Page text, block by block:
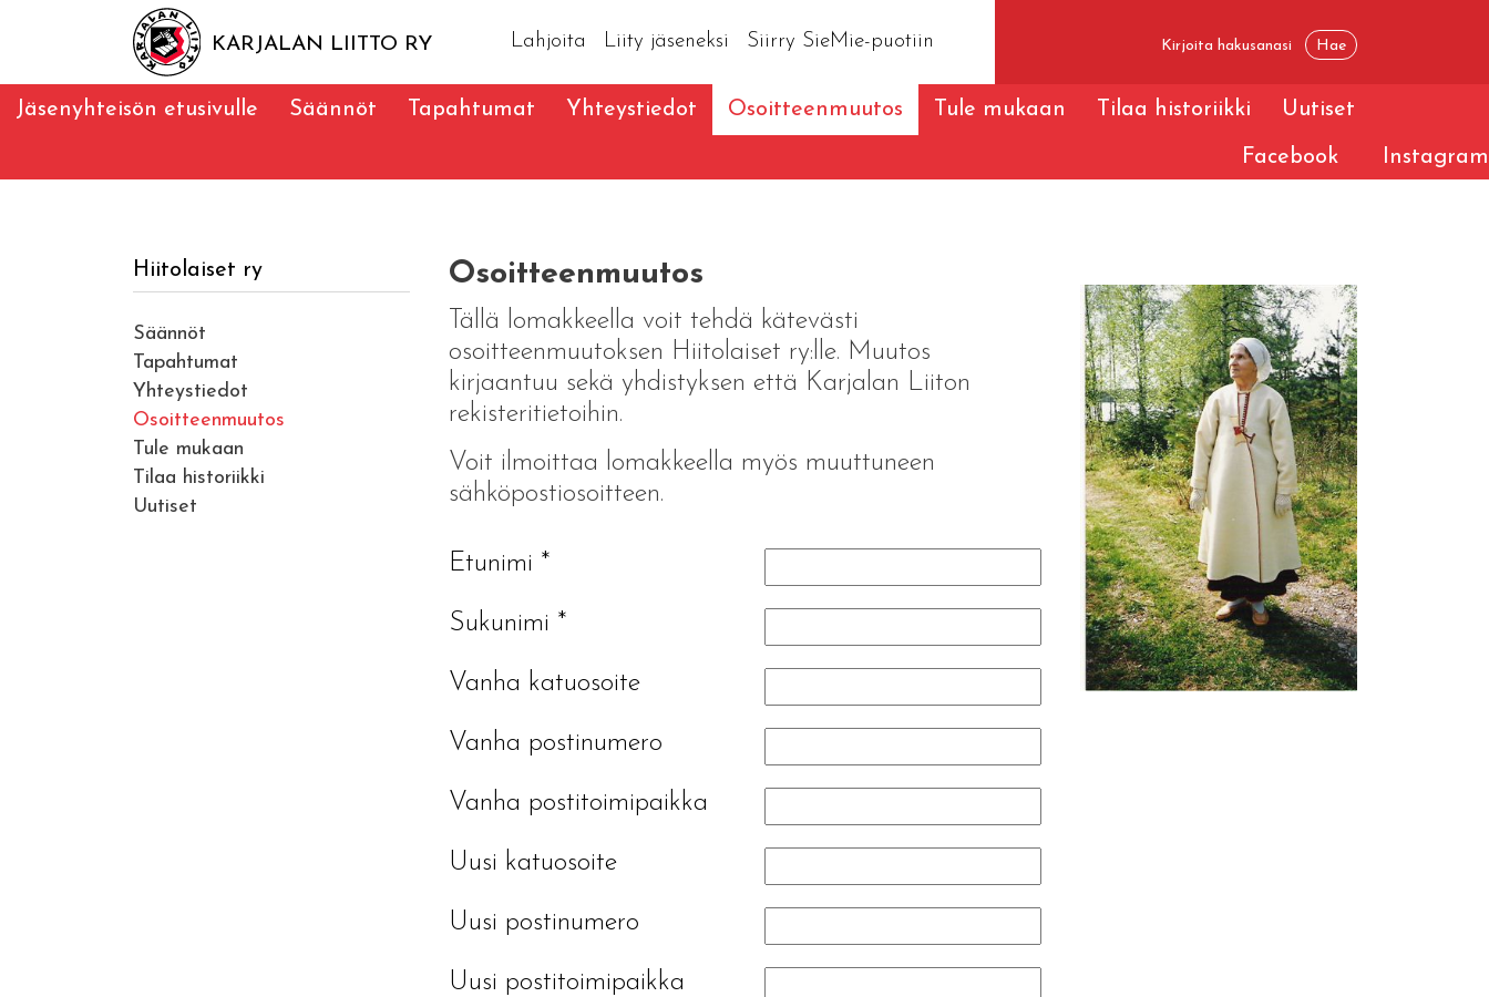
KARJALAN LIITTO RY Lahjoita Liity jäseneksi Siirry SieMie-puotiin
Jäsenyhteisön etusivulle Säännöt Tapahtumat Yhteystiedot Osoitteenmuutos Tule mukaan Tilaa historiikki Uutiset
Facebook Instagram
Hiitolaiset ry
Säännöt
Tapahtumat
Yhteystiedot
Osoitteenmuutos
Tule mukaan
Tilaa historiikki
Uutiset
Osoitteenmuutos
Tällä lomakkeella voit tehdä kätevästi
osoitteenmuutoksen Hiitolaiset ry:lle. Muutos
kirjaantuu sekä yhdistyksen että Karjalan Liiton
rekisteritietoihin.
Voit ilmoittaa lomakkeella myös muuttuneen
sähköpostiosoitteen.
Etunimi *
Sukunimi *
Vanha katuosoite
Vanha postinumero
Vanha postitoimipaikka
Uusi katuosoite
Uusi postinumero
Uusi postitoimipaikka